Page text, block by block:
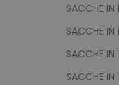
SACCHE IN
SACCHE IN
SACCHE IN
SACCHE IN